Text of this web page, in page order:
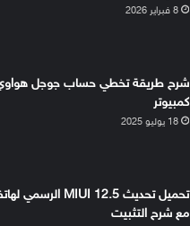
8 فبراير 2026
شرح طريقة تخطي حساب جوجل
كمبيوتر
18 يوليو 2025
مع شرح التثبيت